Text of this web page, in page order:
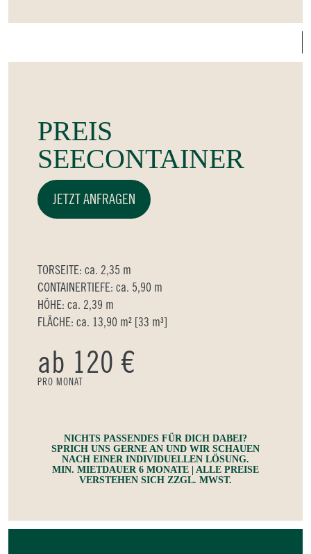
PREIS
SEECONTAINER
JETZT ANFRAGEN
TORSEITE: ca. 2,35 m
CONTAINERTIEFE: ca. 5,90 m
HÖHE: ca. 2,39 m
FLÄCHE: ca. 13,90 m² [33 m³]
ab 120 €
PRO MONAT
NICHTS PASSENDES FÜR DICH DABEI?
SPRICH UNS GERNE AN UND WIR SCHAUEN
NACH EINER INDIVIDUELLEN LÖSUNG.
MIN. MIETDAUER 6 MONATE | ALLE PREISE
VERSTEHEN SICH ZZGL. MWST.